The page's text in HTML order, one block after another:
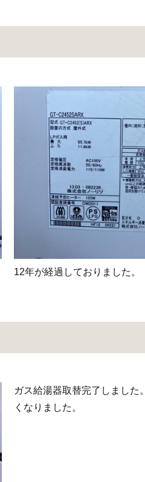
12年が経過しておりました。
ガス給湯器取替完了しました
くなりました。